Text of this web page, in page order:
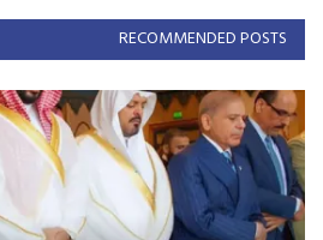
RECOMMENDED POSTS